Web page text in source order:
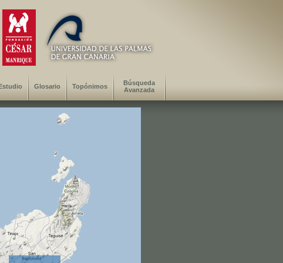
Glosario Topónimos
Búsqueda
Avanzada